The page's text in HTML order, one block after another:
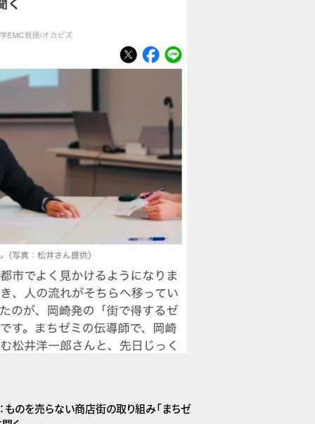
ものを売らない商店街の取り組み「まちゼ